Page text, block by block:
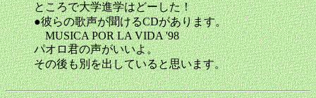
ところで大学進学はどーした！
●彼らの歌声が聞けるCDがあります。
MUSICA POR LA VIDA '98
パオロ君の声がいいよ。
その後も別を出していると思います。